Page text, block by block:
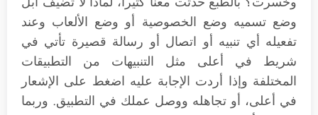
وضع تسميه وضع الخصوصية أو وضع الألعاب وعند
تفعيله أي تنبيه أو اتصال أو رسالة قصيرة تأتي في
شريط في أعلى مثل التنبيهات من التطبيقات
المختلفة وإذا أردت الإجابة عليه اضغط على الإشعار
في أعلى، أو تجاهله ووصل عملك في التطبيق. وربما